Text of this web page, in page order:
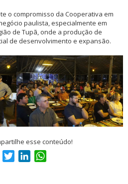
o compromisso da Cooperativa em
paulista, especialmente em
de Tupã, onde a produção de
de desenvolvimento e expansão.
esse conteúdo!
FacebookTwitterLinkedIn